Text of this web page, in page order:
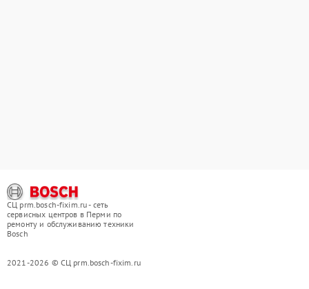
СЦ prm.bosch-fixim.ru - сеть
сервисных центров в Перми по
ремонту и обслуживанию техники
Bosch
2021-2026 © СЦ prm.bosch-fixim.ru